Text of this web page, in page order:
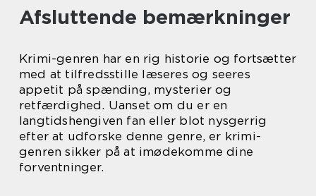
Afsluttende bemærkninger
Krimi-genren har en rig historie og fortsætter
med at tilfredsstille læseres og seeres
appetit på spænding, mysterier og
retfærdighed. Uanset om du er en
langtidshengiven fan eller blot nysgerrig
efter at udforske denne genre, er krimi-
genren sikker på at imødekomme dine
forventninger.